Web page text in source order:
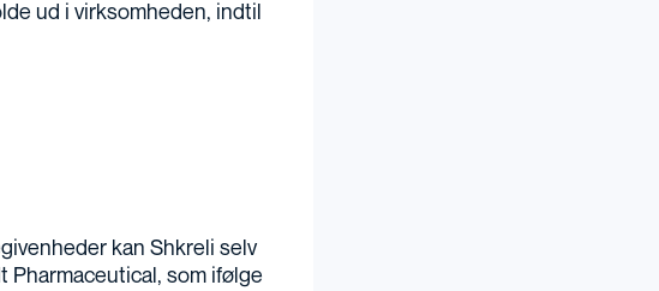
ud i virksomheden, indtil
kan Shkreli selv
Pharmaceutical, som ifølge